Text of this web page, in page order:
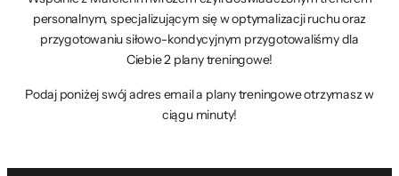
personalnym, specjalizującym się w optymalizacji ruchu oraz
przygotowaniu siłowo-kondycyjnym przygotowaliśmy dla
Ciebie 2 plany treningowe!
Podaj poniżej swój adres email a plany treningowe otrzymasz w
ciągu minuty!